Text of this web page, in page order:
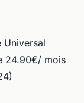
Universal
24.90€/ mois